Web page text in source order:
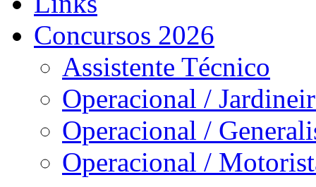
Concursos 2026
Assistente Técnico
Operacional /
Operacional /
Operacional /